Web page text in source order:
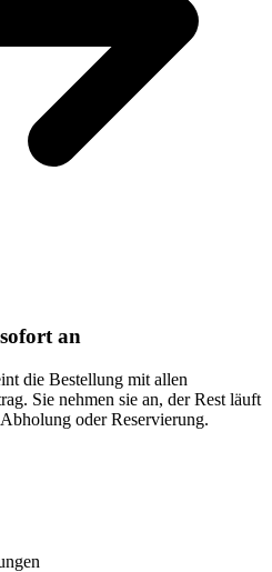
an
die Bestellung mit allen
Sie nehmen sie an, der Rest läuft
oder Reservierung.